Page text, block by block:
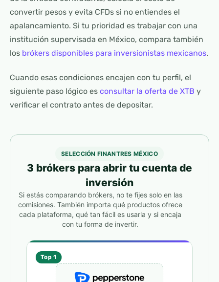
convertir pesos y evita CFDs si no entiendes el
apalancamiento. Si tu prioridad es trabajar con una
institución supervisada en México, compara también
los brókers disponibles para inversionistas mexicanos.
Cuando esas condiciones encajen con tu perfil, el
siguiente paso lógico es consultar la oferta de XTB y
verificar el contrato antes de depositar.
SELECCIÓN FINANTRES MÉXICO
3 brókers para abrir tu cuenta de
inversión
Si estás comparando brókers, no te fijes solo en las
comisiones. También importa qué productos ofrece
cada plataforma, qué tan fácil es usarla y si encaja
con tu forma de invertir.
Top 1